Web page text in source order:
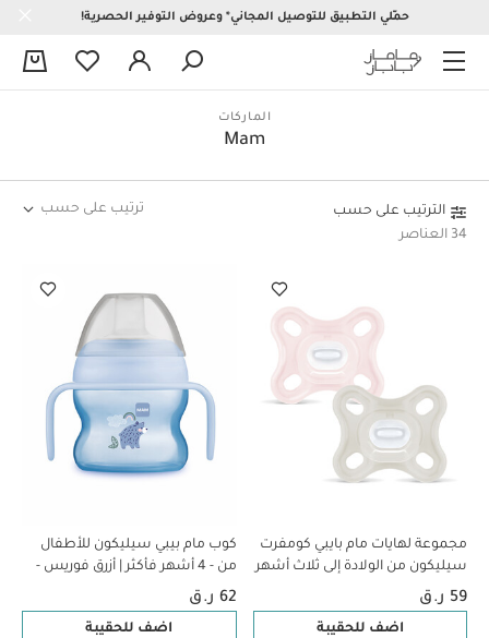
حمّلي التطبيق للتوصيل المجاني* وعروض التوفير الحصرية!
الماركات
Mam
الترتيب على حسب
34 العناصر
ترتيب على حسب
مجموعة لهايات مام بايبي كومفرت
سيليكون من الولادة إلى ثلاث أشهر
- وردي وبيج، قطعتين
59 ر.ق
اضف للحقيبة
كوب مام بيبي سيليكون للأطفال
من - 4 أشهر فأكثر | أزرق فوريس -
150 مل - عبوة من قطعة واحدة
62 ر.ق
اضف للحقيبة